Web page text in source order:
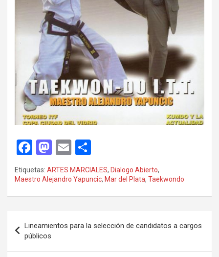
F
a
ce
b
o
k
M
a
st
o
o
E
m
ail
o
m
p
tir
Etiquetas: ARTES MARCIALES, Dialogo Abierto,
Maestro Alejandro Yapuncic, Mar del Plata, Taekwondo
de
entradas
Lineamientos para la selección de candidatos a cargos
públicos